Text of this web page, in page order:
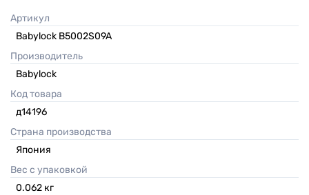
Артикул
Babylock B5002S09A
Производитель
Babylock
Код товара
д14196
Страна производства
Япония
Вес с упаковкой
0.062 кг